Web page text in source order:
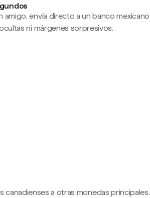
amigo, envía directo a un banco mexicano
ni márgenes sorpresivos.
a otras monedas principales.